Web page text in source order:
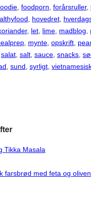
foodporn forårsruller,
hovedret
, let lime madblog
mynte opskrift
salat salt sauce snacks
sund syrligt
Tikka Masala
farsbrød med feta og oliven